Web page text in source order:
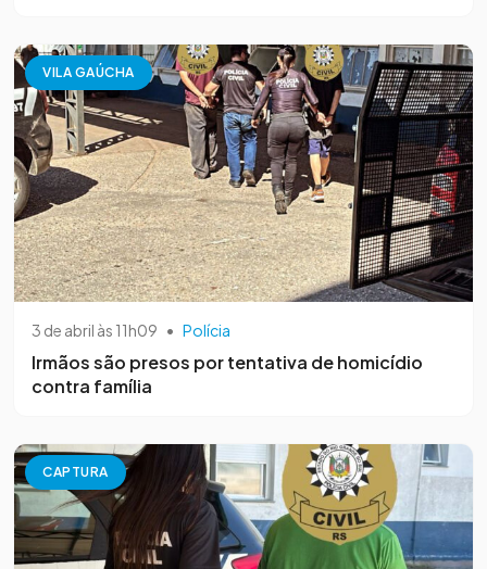
VILA GAÚCHA
3 de abril às 11h09 • Polícia
Irmãos são presos por tentativa de homicídio
contra família
CAPTURA